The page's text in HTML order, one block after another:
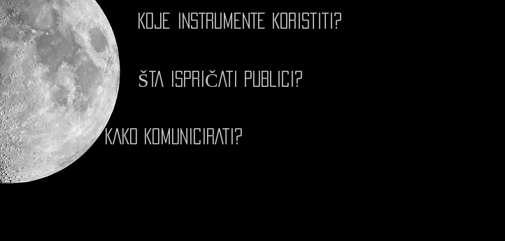
KOJE INSTRUMENTE KORISTITI?
ŠTA ISPRIČATI PUBLICI?
KAKO KOMUNICIRATI?